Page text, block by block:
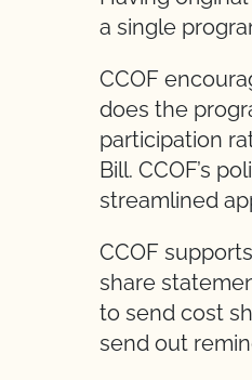
a single
CCOF
does the
participation
Bill. CCOF’s
streamlined
CCOF
share
to send cost
send out